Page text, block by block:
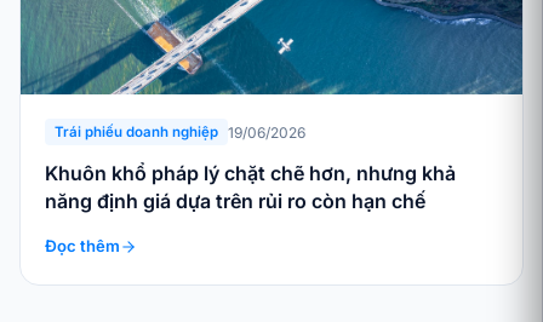
Trái phiếu doanh nghiệp 19/06/2026
Khuôn khổ pháp lý chặt chẽ hơn, nhưng khả
năng định giá dựa trên rủi ro còn hạn chế
Đọc thêm